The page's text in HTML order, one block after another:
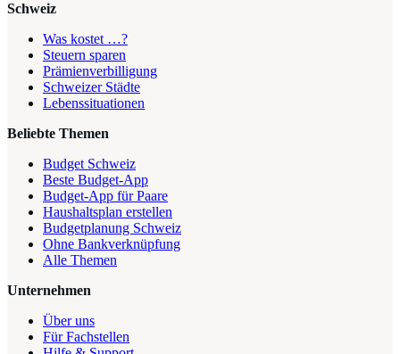
Schweiz
Was kostet …?
Steuern sparen
Prämienverbilligung
Schweizer Städte
Lebenssituationen
Beliebte Themen
Budget Schweiz
Beste Budget-App
Budget-App für Paare
Haushaltsplan erstellen
Budgetplanung Schweiz
Ohne Bankverknüpfung
Alle Themen
Unternehmen
Über uns
Für Fachstellen